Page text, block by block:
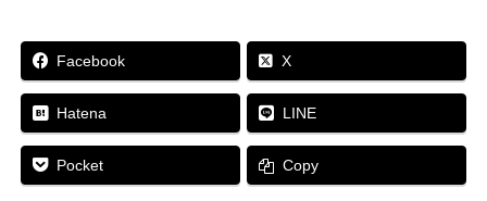
ィ
ン
ド
ウ
で
開
ま
す
)
く
だ
さ
い
(
い
ン
ィ
ウ
で
ま
す
Facebook X
Hatena LINE
Pocket Copy